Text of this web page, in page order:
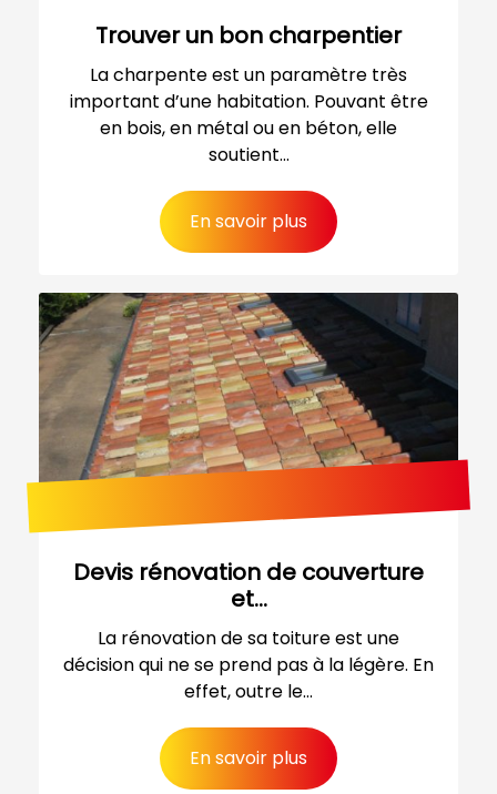
Trouver un bon charpentier
La charpente est un paramètre très
important d’une habitation. Pouvant être
en bois, en métal ou en béton, elle
soutient...
En savoir plus
Devis rénovation de couverture
et...
La rénovation de sa toiture est une
décision qui ne se prend pas à la légère. En
effet, outre le...
En savoir plus